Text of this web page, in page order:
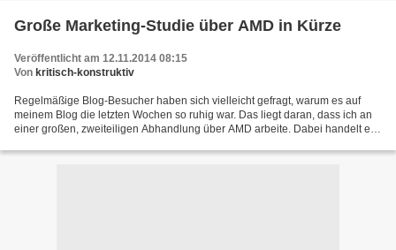
Große Marketing-Studie über AMD in Kürze
Veröffentlicht am 12.11.2014 08:15
Von kritisch-konstruktiv
Regelmäßige Blog-Besucher haben sich vielleicht gefragt, warum es auf
meinem Blog die letzten Wochen so ruhig war. Das liegt daran, dass ich an
einer großen, zweiteiligen Abhandlung über AMD arbeite. Dabei handelt es